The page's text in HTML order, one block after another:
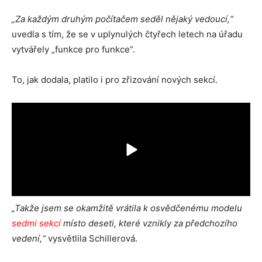
„Za každým druhým počítačem seděl nějaký vedoucí,“
uvedla s tím, že se v uplynulých čtyřech letech na úřadu
vytvářely „funkce pro funkce“.
To, jak dodala, platilo i pro zřizování nových sekcí.
„Takže jsem se okamžitě vrátila k osvědčenému modelu
sedmi sekcímísto deseti, které vznikly za předchozího
vedení,“vysvětlila Schillerová.